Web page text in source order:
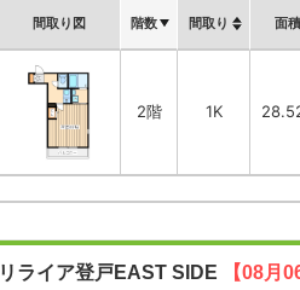
間取り図 階数 間取り 面積
2階 1K
リライア登戸EAST SIDE 【08月